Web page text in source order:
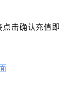
击确认充值即